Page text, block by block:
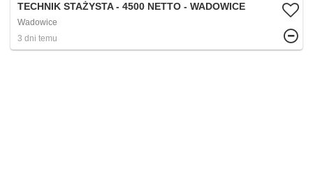
TECHNIK STAŻYSTA - 4500 NETTO - WADOWICE
Wadowice
3 dni temu